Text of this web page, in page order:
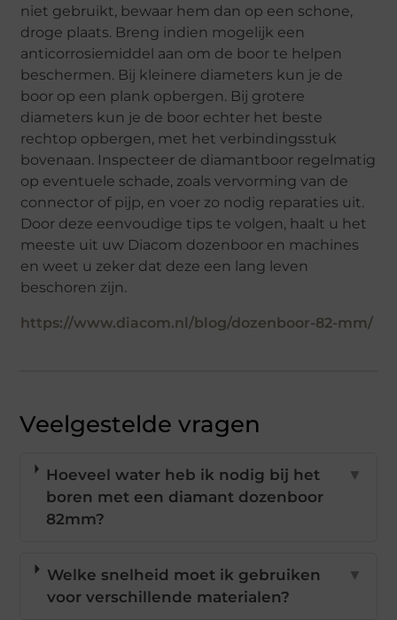
niet gebruikt, bewaar hem dan op een schone,
droge plaats. Breng indien mogelijk een
anticorrosiemiddel aan om de boor te helpen
beschermen. Bij kleinere diameters kun je de
boor op een plank opbergen. Bij grotere
diameters kun je de boor echter het beste
rechtop opbergen, met het verbindingsstuk
bovenaan. Inspecteer de diamantboor regelmatig
op eventuele schade, zoals vervorming van de
connector of pijp, en voer zo nodig reparaties uit.
Door deze eenvoudige tips te volgen, haalt u het
meeste uit uw Diacom dozenboor en machines
en weet u zeker dat deze een lang leven
beschoren zijn.
https://www.diacom.nl/blog/dozenboor-82-mm/
Veelgestelde vragen
Hoeveel water heb ik nodig bij het
boren met een diamant dozenboor
82mm?
▼
Welke snelheid moet ik gebruiken
voor verschillende materialen?
▼